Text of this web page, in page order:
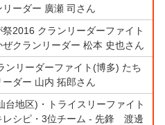
リーダー 廣瀬 司さん
2016 クランリーダーファイト
クランリーダー 松本 史也さん
ンリーダーファイト(博多) たち
ダー 山内 拓郎さん
台地区)・トライスリーファイト
レシピ・3位チーム - 先鋒 渡邊